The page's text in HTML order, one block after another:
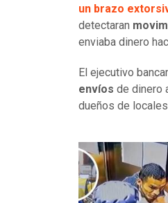
un brazo
detectaran
enviaba dinero
El ejecutivo
envíos de dinero
dueños de